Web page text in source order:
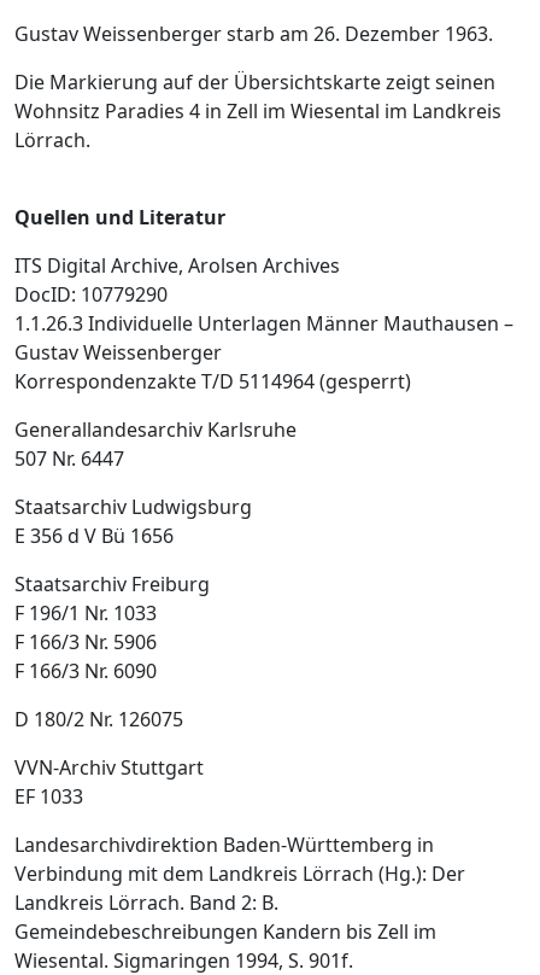
Gustav Weissenberger starb am 26. Dezember 1963.
Die Markierung auf der Übersichtskarte zeigt seinen
Wohnsitz Paradies 4 in Zell im Wiesental im Landkreis
Lörrach.
Quellen und Literatur
ITS Digital Archive, Arolsen Archives
DocID: 10779290
1.1.26.3 Individuelle Unterlagen Männer Mauthausen –
Gustav Weissenberger
Korrespondenzakte T/D 5114964 (gesperrt)
Generallandesarchiv Karlsruhe
507 Nr. 6447
Staatsarchiv Ludwigsburg
E 356 d V Bü 1656
Staatsarchiv Freiburg
F 196/1 Nr. 1033
F 166/3 Nr. 5906
F 166/3 Nr. 6090
D 180/2 Nr. 126075
VVN-Archiv Stuttgart
EF 1033
Landesarchivdirektion Baden-Württemberg in
Verbindung mit dem Landkreis Lörrach (Hg.): Der
Landkreis Lörrach. Band 2: B.
Gemeindebeschreibungen Kandern bis Zell im
Wiesental. Sigmaringen 1994, S. 901f.